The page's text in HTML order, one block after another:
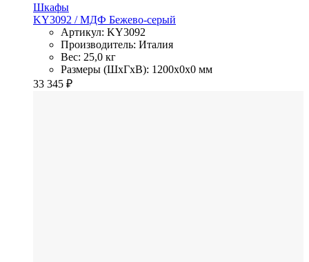
Шкафы
KY3092 / МДФ Бежево-серый
Артикул: KY3092
Производитель: Италия
Вес: 25,0 кг
Размеры (ШхГхВ): 1200x0x0 мм
33 345 ₽